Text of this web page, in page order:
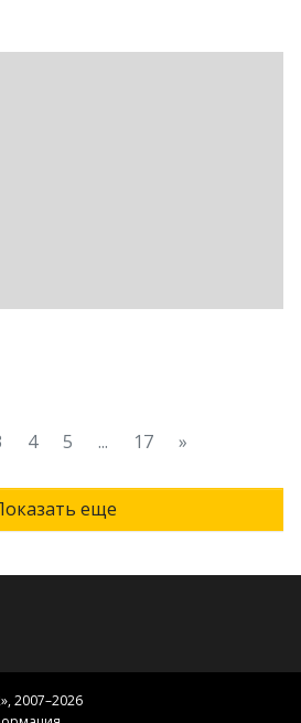
4 5 ... 17 »
еще
», 2007–2026